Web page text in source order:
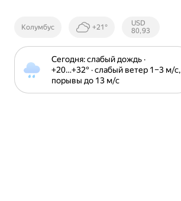
Колумбус +21°
Курсы ЦБ
РФ
USD
80,93
Сегодня: слабый дождь ·
+20⁠…⁠+32⁠° · слабый ветер 1⁠–⁠3 м⁠/⁠с,
порывы до 13 м⁠/⁠с